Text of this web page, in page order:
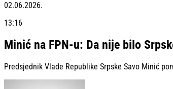
02.06.2026.
13:16
Minić na FPN-u: Da nije bilo
Predsjednik Vlade Republike Srpske Savo Minić